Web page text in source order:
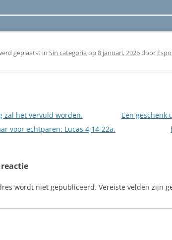
geplaatst in Sin categoría op8 januari, 2026door
zal het vervuld worden.
voor echtparen: Lucas 4,14-22a.
Een geschenk
reactie
wordt niet gepubliceerd. Vereiste velden zijn